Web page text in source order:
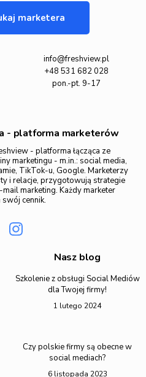
marketera
info@freshview.pl
+48 531 682 028
pon.-pt. 9-17
- platforma marketerów
- platforma łącząca ze
marketingu - m.in.: social media,
TikTok-u, Google. Marketerzy
i relacje, przygotowują strategie
marketing. Każdy marketer
cennik.
Nasz blog
Szkolenie z obsługi Social Mediów
dla Twojej firmy!
1 lutego 2024
Czy polskie firmy są obecne w
social mediach?
6 listopada 2023